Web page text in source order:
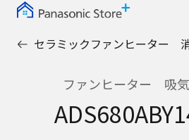
セラミックファンヒーター
ファンヒーター 吸